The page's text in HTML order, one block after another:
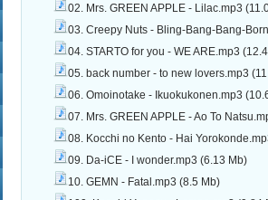
02. Mrs. GREEN APPLE - Lilac.mp3
03. Creepy Nuts - Bling-Bang-Bang-
04. STARTO for you - WE ARE.mp3
05. back number - to new lovers.mp3
06. Omoinotake - Ikuokukonen.mp3
07. Mrs. GREEN APPLE - Ao To
08. Kocchi no Kento - Hai
09. Da-iCE - I wonder.mp3 (6.13 Mb)
10. GEMN - Fatal.mp3 (8.5 Mb)